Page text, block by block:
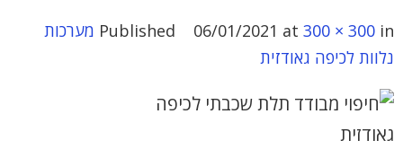
Published 06/01/2021 at 300 × 300 in
מערכות
נלוות לכיפה גאודזית